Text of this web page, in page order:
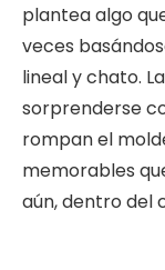
plantea algo
veces
lineal y chato.
sorprenderse
rompan el
memorables
aún, dentro del